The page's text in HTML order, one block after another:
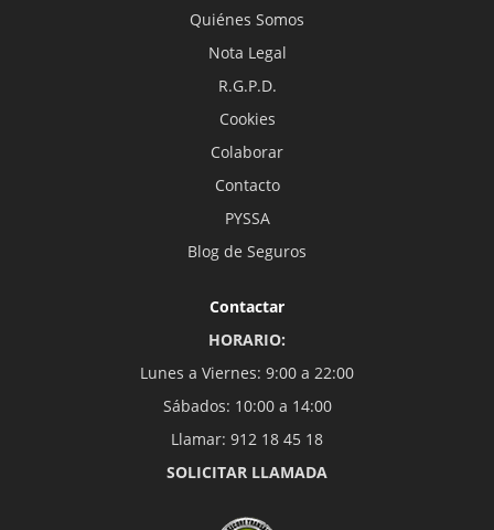
Quiénes Somos
Nota Legal
R.G.P.D.
Cookies
Colaborar
Contacto
PYSSA
Blog de Seguros
Contactar
HORARIO:
Lunes a Viernes: 9:00 a 22:00
Sábados: 10:00 a 14:00
Llamar: 912 18 45 18
SOLICITAR LLAMADA